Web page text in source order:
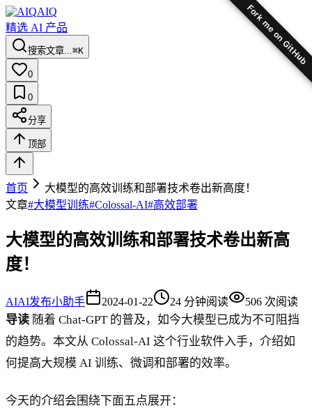
Fork me on GitHub
AIQ
精选 AI 产品
搜索文章...⌘K
0
0
分享
顶部
首页
大模型的高效训练和部署技术卷出新高度！
文章#大模型训练#Colossal-AI#高效部署
大模型的高效训练和部署技术卷出新高
度！
AIAI发布小助手 2024-01-22 24 分钟阅读 506 次阅读
导读 随着 Chat-GPT 的普及，如今大模型已成为不可阻挡
的趋势。本文从 Colossal-AI 这个行业软件入手，介绍如
何提高大规模 AI 训练、微调和部署的效率。
今天的介绍会围绕下面五点展开：